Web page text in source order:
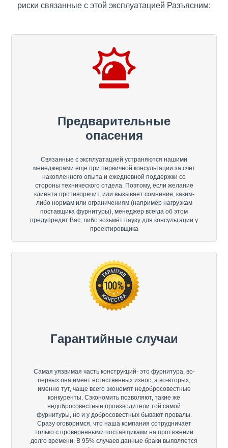
риски связанные с этой эксплуатацией Разъясним:
Предварительные
опасения
Связанные с эксплуатацией устраняются нашими
менеджерами ещё при первичной консультации за счёт
накопленного опыта и ежедневной поддержки со
стороны технического отдела. Поэтому, если желание
клиента противоречит, или вызывает сомнение, каким-
либо нормам или ограничениям (например нагрузкам
поставщика фурнитуры), менеджер всегда об этом
предупредит Вас, либо возьмёт паузу для консультации у
проектировщика
Гарантийные случаи
Самая уязвимая часть конструкций- это фурнитура, во-
первых она имеет естественных износ, а во-вторых,
именно тут, чаще всего экономят недобросовестные
конкуренты. Сэкономить позволяют, такие же
недобросовестные производители той самой
фурнитуры, но и у добросовестных бывают провалы.
Сразу оговоримся, что наша компания сотрудничает
только с проверенными поставщиками на протяжении
долго времени. В 95% случаев данные браки выявляется